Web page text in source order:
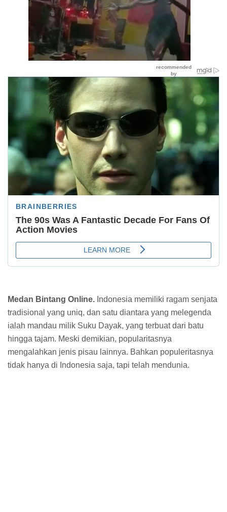
Medan Bintang Online. Indonesia memiliki ragam senjata
tradisional yang uniq, dan satu diantara yang melegenda
ialah mandau milik Suku Dayak, yang terbuat dari batu
hingga tajam. Meski demikian, popularitasnya
mengalahkan jenis pisau lainnya. Bahkan populeritasnya
tidak hanya di Indonesia saja, tapi telah mendunia.